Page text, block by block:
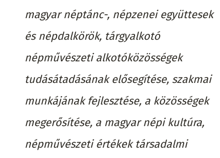
magyar néptánc-, népzenei együttesek
és népdalkörök, tárgyalkotó
népművészeti alkotóközösségek
tudásátadásának elősegítése, szakmai
munkájának fejlesztése, a közösségek
megerősítése, a magyar népi kultúra,
népművészeti értékek társadalmi